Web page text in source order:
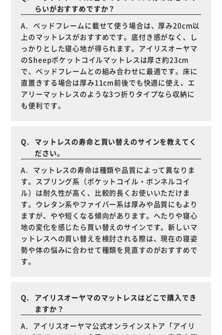
らいがおすすめですか？
ベッドフレームに載せて使う場合は、厚み20cm以
上のマットレスがおすすめです。底付き感がなく、し
っかりとした寝心地が得られます。アイリスオーヤマ
のSheepポケットコイルマットレスは厚さ約23cm
で、ベッドフレームとの組み合わせに最適です。床に
直置きする場合は厚み11cm前後でも快適に使え、エ
アリーマットレスのような3つ折りタイプなら収納に
も便利です。
マットレスの寿命と買い替えのサインを教えてく
ださい。
マットレスの寿命は種類や品質によって異なりま
す。スプリング系（ポケットコイル・ボンネルコイ
ル）は耐久性が高く、比較的長くお使いいただけま
す。ウレタン系やファイバー系は厚みや品質にもより
ますが、やや短くなる傾向があります。へたりや寝心
地の変化を感じたら買い替えのサインです。新しいマ
ットレスへの買い替えを検討される際は、現在の寝姿
勢や体の悩みに合わせて種類を見直すのがおすすめで
す。
アイリスオーヤマのマットレスはどこで購入でき
ますか？
アイリスオーヤマ公式オンラインストア「アイリ